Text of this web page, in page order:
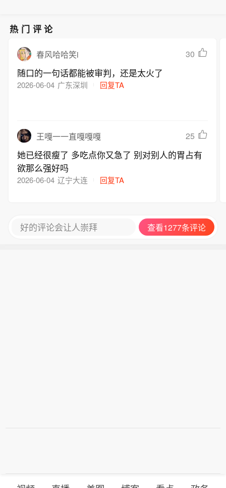
热门评论
春风哈哈笑i 30
随口的一句话都能被审判，还是太火了
2026-06-04 广东深圳 回复TA
王嘎一一直嘎嘎嘎 25
她已经很瘦了 多吃点你又急了 别对别人的胃占有
欲那么强好吗
2026-06-04 辽宁大连 回复TA
好的评论会让人崇拜 查看1277条评论